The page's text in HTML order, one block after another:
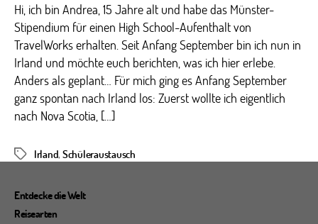
Hi, ich bin Andrea, 15 Jahre alt und habe das Münster-
Stipendium für einen High School-Aufenthalt von
TravelWorks erhalten. Seit Anfang September bin ich nun in
Irland und möchte euch berichten, was ich hier erlebe.
Anders als geplant… Für mich ging es Anfang September
ganz spontan nach Irland los: Zuerst wollte ich eigentlich
nach Nova Scotia, […]
Schlagwörter
Irland, Schüleraustausch
Entdecke die Welt
Reisearten